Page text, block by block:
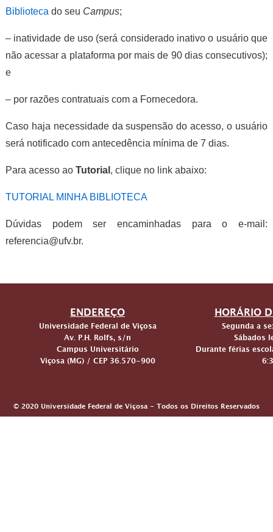
Biblioteca do seu Campus;
– inatividade de uso (será considerado inativo o usuário que
não acessar a plataforma por mais de 90 dias consecutivos);
e
– por razões contratuais com a Fornecedora.
Caso haja necessidade da suspensão do acesso, o usuário
será notificado com antecedência mínima de 7 dias.
Para acesso ao Tutorial , clique no link abaixo:
TUTORIAL MINHA BIBLIOTECA
Dúvidas podem ser encaminhadas para o e-mail:
referencia@ufv.br.
ENDEREÇO
Universidade Federal de Viçosa
Av. P.H. Rolfs, s/n
Campus Universitário
Viçosa (MG) / CEP 36.570-900
HORÁRIO
Segunda a
Sábados
Durante férias
© 2020 Universidade Federal de Viçosa - Todos os Direitos Reservados